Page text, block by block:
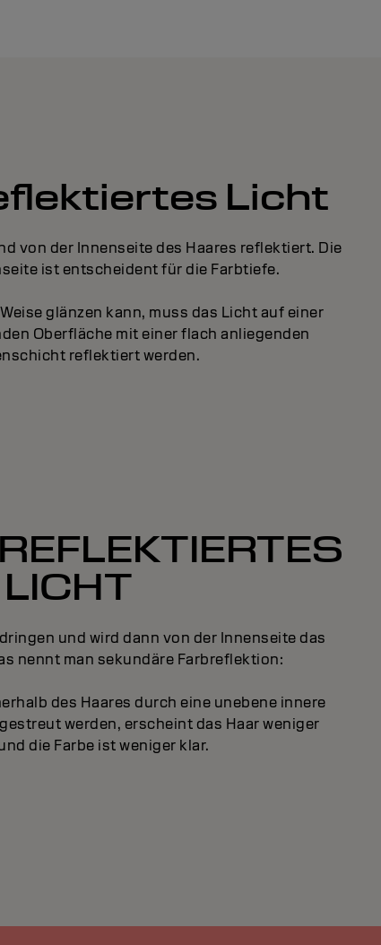
Licht
von der Innenseite des Haares reflektiert. Die
ist entscheident für die Farbtiefe.
glänzen kann, muss das Licht auf einer
Oberfläche mit einer flach anliegenden
reflektiert werden.
LICHT
und wird dann von der Innenseite das
nennt man sekundäre Farbreflektion:
des Haares durch eine unebene innere
werden, erscheint das Haar weniger
die Farbe ist weniger klar.